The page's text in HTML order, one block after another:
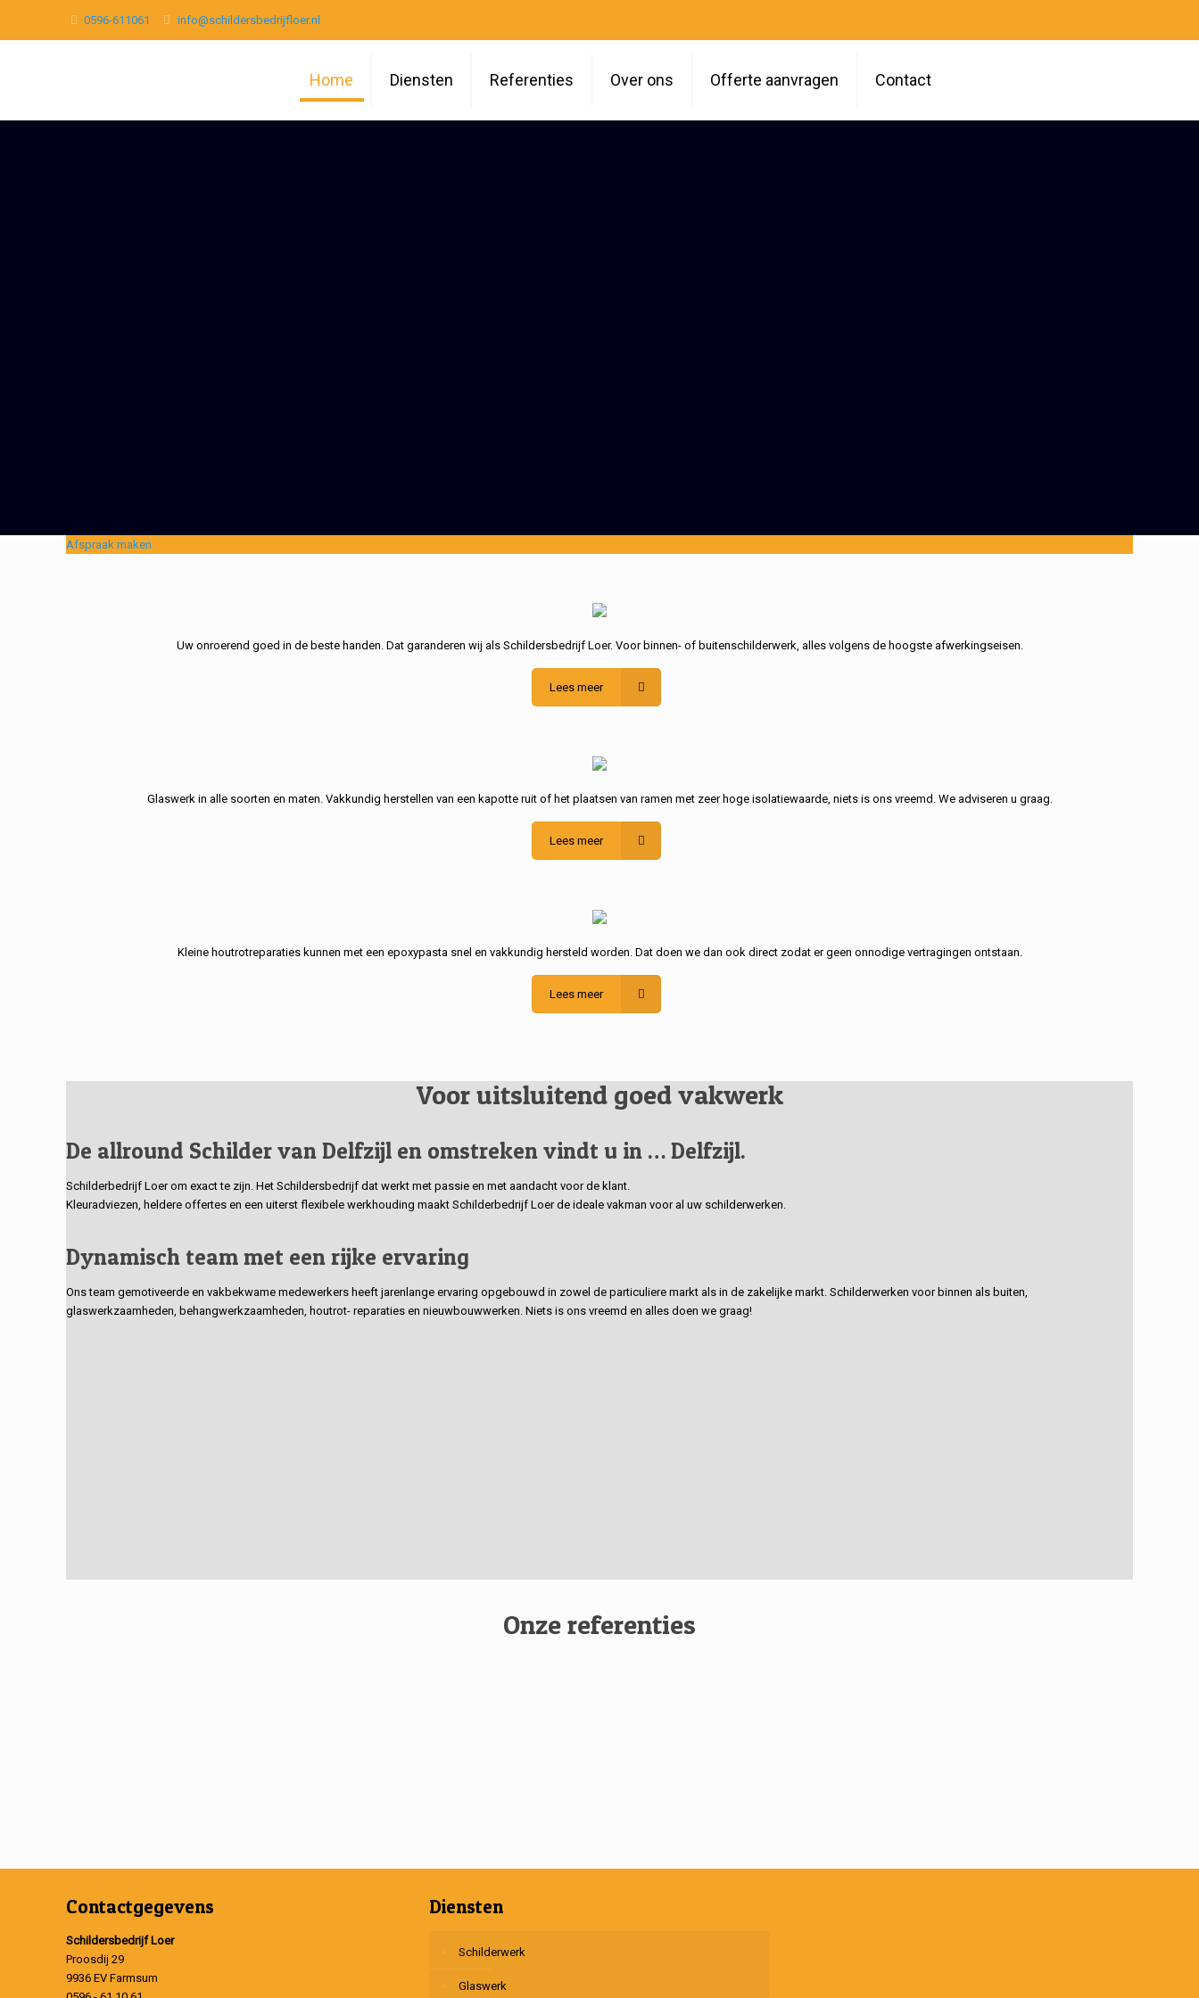
0596-611061 info@schildersbedrijfloer.nl
Home Diensten Referenties Over ons Offerte aanvragen Contact
Afspraak maken
Uw onroerend goed in de beste handen. Dat garanderen wij als Schildersbedrijf Loer. Voor binnen- of buitenschilderwerk, alles volgens de hoogste afwerkingseisen.
Lees meer
Glaswerk in alle soorten en maten. Vakkundig herstellen van een kapotte ruit of het plaatsen van ramen met zeer hoge isolatiewaarde, niets is ons vreemd. We adviseren u graag.
Lees meer
Kleine houtrotreparaties kunnen met een epoxypasta snel en vakkundig hersteld worden. Dat doen we dan ook direct zodat er geen onnodige vertragingen ontstaan.
Lees meer
Voor uitsluitend goed vakwerk
De allround Schilder van Delfzijl en omstreken vindt u in … Delfzijl.
Schilderbedrijf Loer om exact te zijn. Het Schildersbedrijf dat werkt met passie en met aandacht voor de klant.
Kleuradviezen, heldere offertes en een uiterst flexibele werkhouding maakt Schilderbedrijf Loer de ideale vakman voor al uw schilderwerken.
Dynamisch team met een rijke ervaring
Ons team gemotiveerde en vakbekwame medewerkers heeft jarenlange ervaring opgebouwd in zowel de particuliere markt als in de zakelijke markt. Schilderwerken voor binnen als buiten,
glaswerkzaamheden, behangwerkzaamheden, houtrot- reparaties en nieuwbouwwerken. Niets is ons vreemd en alles doen we graag!
Onze referenties
Contactgegevens
Schildersbedrijf Loer
Proosdij 29
9936 EV Farmsum
Diensten
Schilderwerk
Glaswerk